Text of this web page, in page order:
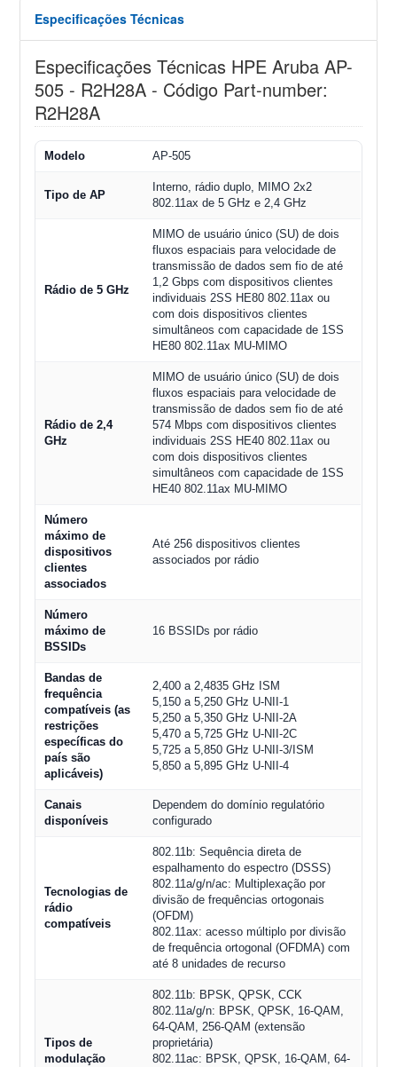
Especificações Técnicas
Especificações Técnicas HPE Aruba AP-
505 - R2H28A - Código Part-number:
R2H28A
Modelo AP-505
Tipo de AP
Interno, rádio duplo, MIMO 2x2
802.11ax de 5 GHz e 2,4 GHz
Rádio de 5 GHz
MIMO de usuário único (SU) de dois
fluxos espaciais para velocidade de
transmissão de dados sem fio de até
1,2 Gbps com dispositivos clientes
individuais 2SS HE80 802.11ax ou
com dois dispositivos clientes
simultâneos com capacidade de 1SS
HE80 802.11ax MU-MIMO
Rádio de 2,4
GHz
MIMO de usuário único (SU) de dois
fluxos espaciais para velocidade de
transmissão de dados sem fio de até
574 Mbps com dispositivos clientes
individuais 2SS HE40 802.11ax ou
com dois dispositivos clientes
simultâneos com capacidade de 1SS
HE40 802.11ax MU-MIMO
Número
máximo de
dispositivos
clientes
associados
Até 256 dispositivos clientes
associados por rádio
Número
máximo de
BSSIDs
16 BSSIDs por rádio
Bandas de
frequência
compatíveis (as
restrições
específicas do
país são
aplicáveis)
2,400 a 2,4835 GHz ISM
5,150 a 5,250 GHz U-NII-1
5,250 a 5,350 GHz U-NII-2A
5,470 a 5,725 GHz U-NII-2C
5,725 a 5,850 GHz U-NII-3/ISM
5,850 a 5,895 GHz U-NII-4
Canais
disponíveis
Dependem do domínio regulatório
configurado
Tecnologias de
rádio
compatíveis
802.11b: Sequência direta de
espalhamento do espectro (DSSS)
802.11a/g/n/ac: Multiplexação por
divisão de frequências ortogonais
(OFDM)
802.11ax: acesso múltiplo por divisão
de frequência ortogonal (OFDMA) com
até 8 unidades de recurso
Tipos de
modulação
802.11b: BPSK, QPSK, CCK
802.11a/g/n: BPSK, QPSK, 16-QAM,
64-QAM, 256-QAM (extensão
proprietária)
802.11ac: BPSK, QPSK, 16-QAM, 64-